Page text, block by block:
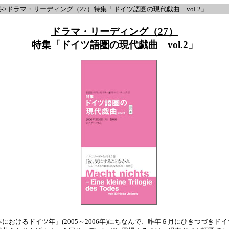
>ドラマ・リーディング（27）特集「ドイツ語圏の現代戯曲 vol.2」
ドラマ・リーディング（27）
特集「ドイツ語圏の現代戯曲 vol.2」
おけるドイツ年」(2005～2006年)にちなんで、昨年６月にひきつづきドイ